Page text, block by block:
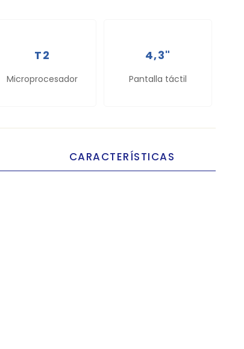
T2
Microprocesador
4,3"
Pantalla táctil
CARACTERÍSTICAS